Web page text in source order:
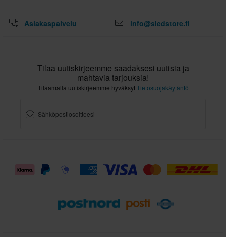
Asiakaspalvelu info@sledstore.fi
Tilaa uutiskirjeemme saadaksesi uutisia ja
mahtavia tarjouksia!
Tilaamalla uutiskirjeemme hyväksytTietosuojakäytäntö